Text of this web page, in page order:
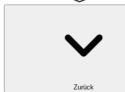
Zurück